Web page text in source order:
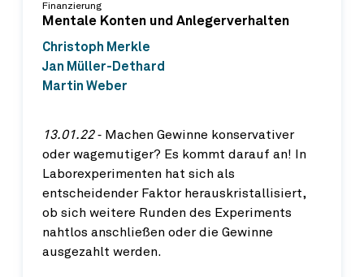
Finanzierung
Mentale Konten und Anlegerverhalten
Christoph Merkle
Jan Müller-Dethard
Martin Weber
13.01.22‐ Machen Gewinne konservativer
oder wagemutiger? Es kommt darauf an! In
Laborexperimenten hat sich als
entscheidender Faktor herauskristallisiert,
ob sich weitere Runden des Experiments
nahtlos anschließen oder die Gewinne
ausgezahlt werden.